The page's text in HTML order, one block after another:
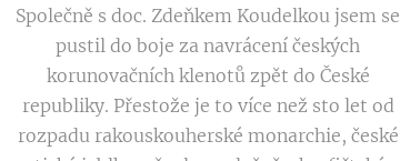
Společně s doc. Zdeňkem Koudelkou jsem se
pustil do boje za navrácení českých
korunovačních klenotů zpět do České
republiky. Přestože je to více než sto let od
rozpadu rakouskouherské monarchie, české